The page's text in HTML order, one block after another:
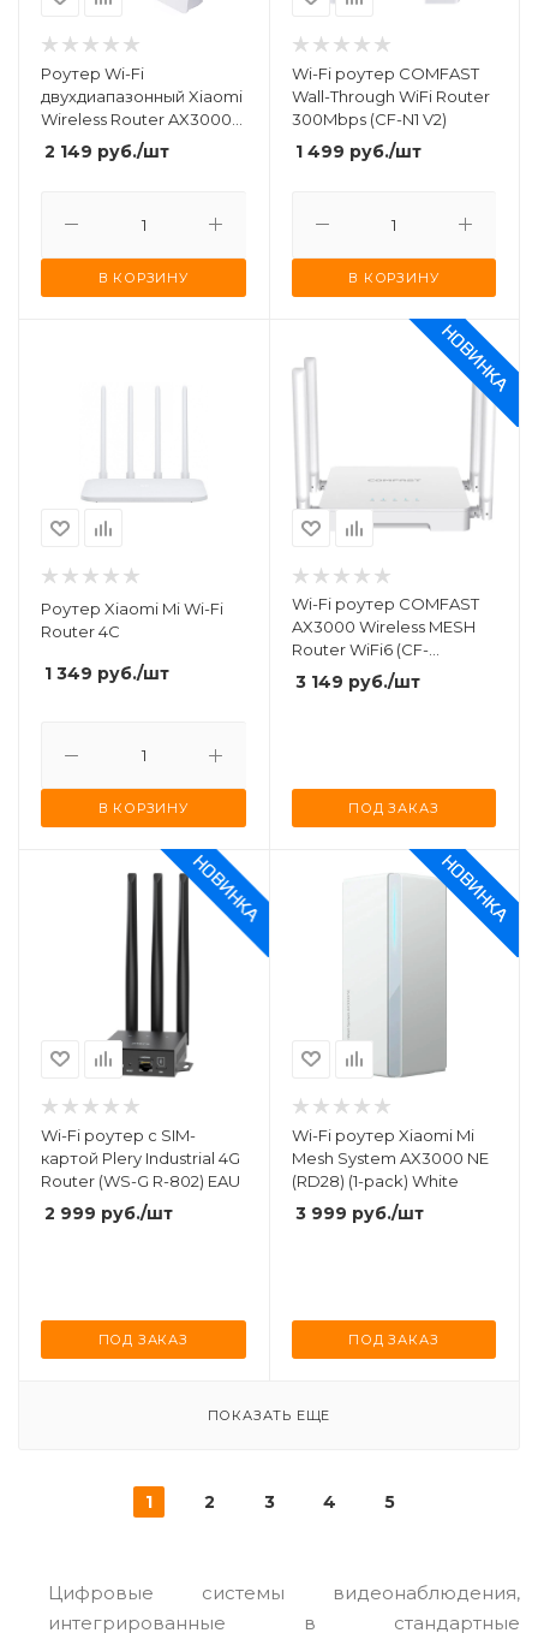
Роутер Wi-Fi
двухдиапазонный Xiaomi
Wireless Router AX3000E
(RN07) White
2 149 руб./шт
В КОРЗИНУ
Wi-Fi роутер COMFAST
Wall-Through WiFi Router
300Mbps (CF-N1 V2)
1 499 руб./шт
В КОРЗИНУ
Роутер Xiaomi Mi Wi-Fi
Router 4C
1 349 руб./шт
В КОРЗИНУ
Wi-Fi роутер COMFAST
AX3000 Wireless MESH
Router WiFi6 (CF-
WR630AX)
3 149 руб./шт
ПОД ЗАКАЗ
Wi-Fi роутер с SIM-
картой Plery Industrial 4G
Router (WS-G R-802) EAU
2 999 руб./шт
ПОД ЗАКАЗ
Wi-Fi роутер Xiaomi Mi
Mesh System AX3000 NE
(RD28) (1-pack) White
3 999 руб./шт
ПОД ЗАКАЗ
ПОКАЗАТЬ ЕЩЕ
1 2 3 4 5
Цифровые системы видеонаблюдения,
интегрированные в стандартные